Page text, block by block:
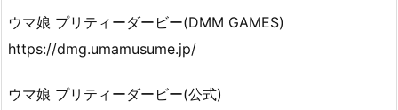
ウマ娘 プリティーダービ‪ー‬(DMM GAMES)
https://dmg.umamusume.jp/
ウマ娘 プリティーダービ‪ー‬(公式)